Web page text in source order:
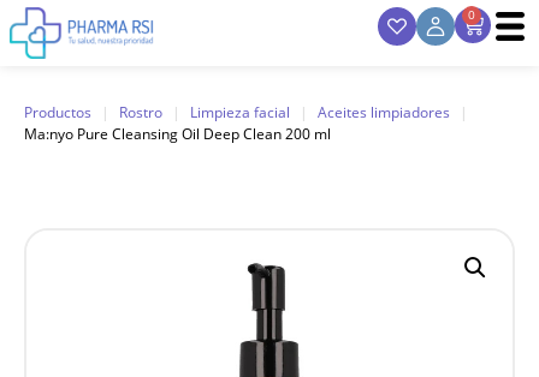
0
Productos | Rostro | Limpieza facial | Aceites limpiadores
|
Ma:nyo Pure Cleansing Oil Deep Clean 200 ml